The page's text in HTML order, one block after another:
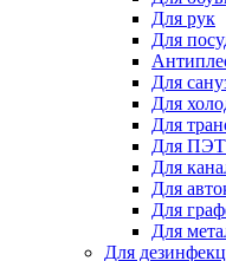
Для рук
Для
Для
Для
Для
Для ПЭТ
Для
Для
Для
Для
Для